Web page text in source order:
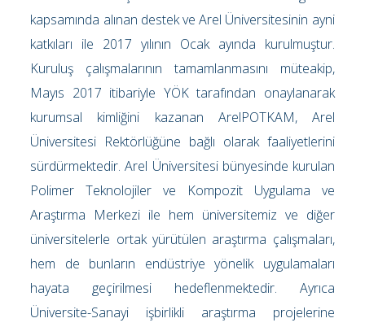
kapsamında alınan destek ve Arel Üniversitesinin ayni
katkıları ile 2017 yılının Ocak ayında kurulmuştur.
Kuruluş çalışmalarının tamamlanmasını müteakip,
Mayıs 2017 itibariyle YÖK tarafından onaylanarak
kurumsal kimliğini kazanan ArelPOTKAM, Arel
Üniversitesi Rektörlüğüne bağlı olarak faaliyetlerini
sürdürmektedir. Arel Üniversitesi bünyesinde kurulan
Polimer Teknolojiler ve Kompozit Uygulama ve
Araştırma Merkezi ile hem üniversitemiz ve diğer
üniversitelerle ortak yürütülen araştırma çalışmaları,
hem de bunların endüstriye yönelik uygulamaları
hayata geçirilmesi hedeflenmektedir. Ayrıca
Üniversite-Sanayi işbirlikli araştırma projelerine